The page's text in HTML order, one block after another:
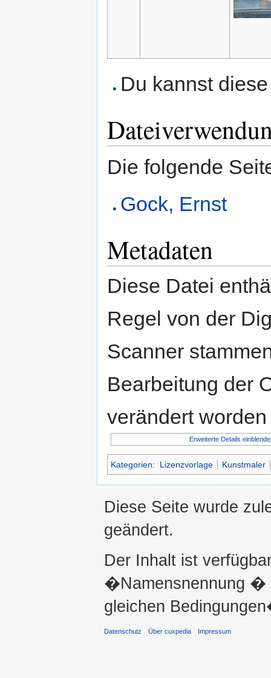
Du kannst
Die folgende
Gock, Ernst
Metadaten
Diese Datei
Regel von der
Scanner
Bearbeitung der
verändert
Erweiterte Details
Kategorien: Lizenzvorlage Kunstmaler
Diese Seite wurde
geändert.
Der Inhalt ist
�Namensnennung �
gleichen
Datenschutz Über cuxpedia Impressum